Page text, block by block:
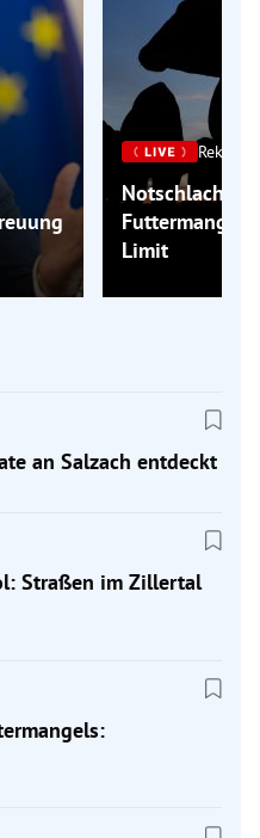
Limit
an Salzach entdeckt
Straßen im Zillertal